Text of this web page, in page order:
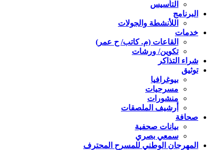
التأسيس
البرنامج
اللأنشطة والجولات
خدمات
القاعات (م. كاتب/ ح عمر)
تكوين/ ورشات
شراء التذاكر
توثيق
بيوغرافيا
مسرحيات
منشورات
أرشيف الملصقات
صحافة
بيانات صحفية
سمعي بصري
المهرجان الوطني للمسرح المحترف